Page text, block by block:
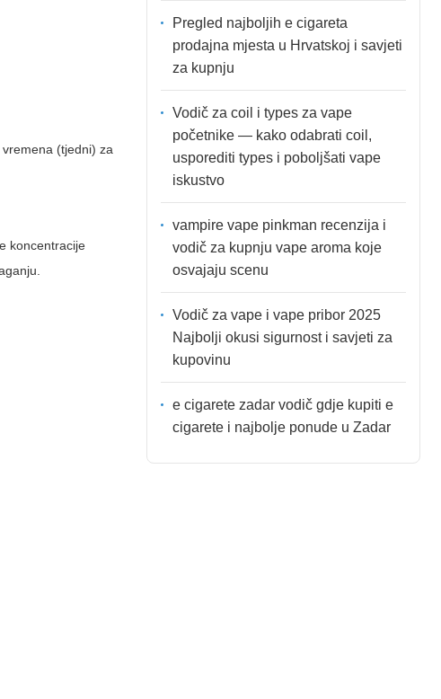
(tjedni) za
koncentracije
Pregled najboljih e cigareta
prodajna mjesta u Hrvatskoj i savjeti
za kupnju
Vodič za coil i types za vape
početnike — kako odabrati coil,
usporediti types i poboljšati vape
iskustvo
vampire vape pinkman recenzija i
vodič za kupnju vape aroma koje
osvajaju scenu
Vodič za vape i vape pribor 2025
Najbolji okusi sigurnost i savjeti za
kupovinu
e cigarete zadar vodič gdje kupiti e
cigarete i najbolje ponude u Zadar